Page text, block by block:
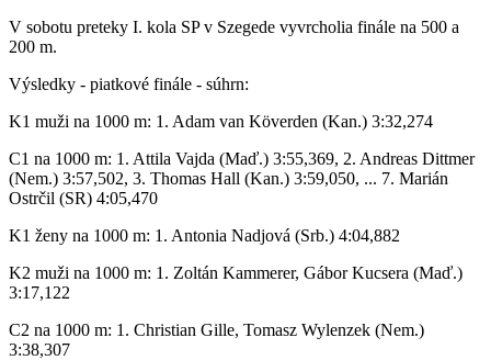
V sobotu preteky I. kola SP v Szegede vyvrcholia finále na 500 a
200 m.
Výsledky - piatkové finále - súhrn:
K1 muži na 1000 m: 1. Adam van Köverden (Kan.) 3:32,274
C1 na 1000 m: 1. Attila Vajda (Maď.) 3:55,369, 2. Andreas Dittmer
(Nem.) 3:57,502, 3. Thomas Hall (Kan.) 3:59,050, ... 7. Marián
Ostrčil (SR) 4:05,470
K1 ženy na 1000 m: 1. Antonia Nadjová (Srb.) 4:04,882
K2 muži na 1000 m: 1. Zoltán Kammerer, Gábor Kucsera (Maď.)
3:17,122
C2 na 1000 m: 1. Christian Gille, Tomasz Wylenzek (Nem.)
3:38,307